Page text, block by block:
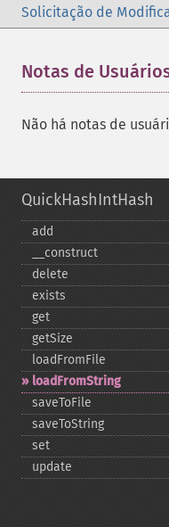
Solicitação de
Notas de
Não há notas de
QuickHashIntHash
add
_​_​construct
delete
exists
get
getSize
loadFromFile
loadFromString
saveToFile
saveToString
set
update